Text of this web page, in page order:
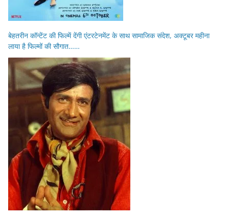
बेहतरीन कॉन्टेंट की फिल्में देंगी एंटरटेनमेंट के साथ सामाजिक संदेश, अक्टूबर महीना
लाया है फिल्मों की सौगात……